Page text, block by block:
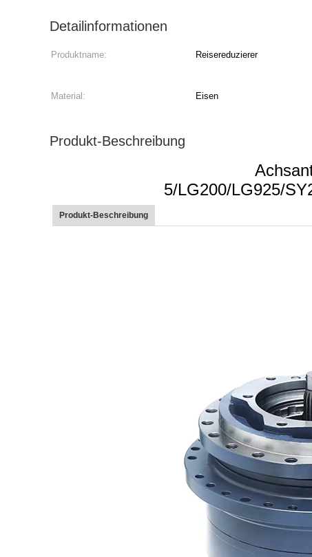
Detailinformationen
Produktname: Reisereduzierer
Material:
Eisen
Produkt-Beschreibung
5/LG200/LG925/
Produkt-Beschreibung